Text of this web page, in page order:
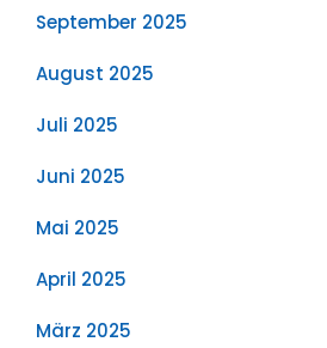
September 2025
August 2025
Juli 2025
Juni 2025
Mai 2025
April 2025
März 2025